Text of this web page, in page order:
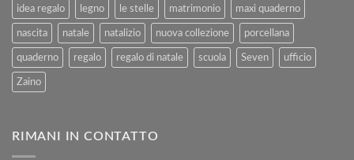
idea regalo legno le stelle matrimonio maxi quaderno
nascita natale natalizio nuova collezione porcellana
quaderno regalo regalo di natale scuola Seven ufficio
Zaino
RIMANI IN CONTATTO